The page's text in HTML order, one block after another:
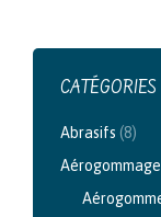
Abrasifs (8)